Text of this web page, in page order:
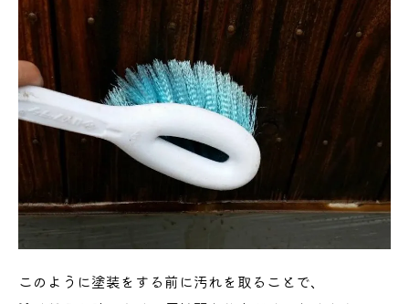
このように塗装をする前に汚れを取ることで、